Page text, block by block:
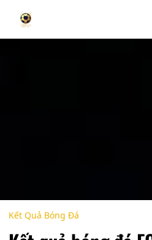
Kết Quả Bóng Đá